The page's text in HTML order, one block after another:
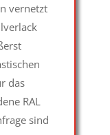
vernetzt
das
RAL
sind